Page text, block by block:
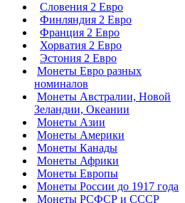
Словения 2 Евро
Финляндия 2 Евро
Франция 2 Евро
Хорватия 2 Евро
Эстония 2 Евро
Монеты Евро разных
номиналов
Монеты Австралии, Новой
Зеландии, Океании
Монеты Азии
Монеты Америки
Монеты Канады
Монеты Африки
Монеты Европы
Монеты России до 1917 года
Монеты РСФСР и СССР